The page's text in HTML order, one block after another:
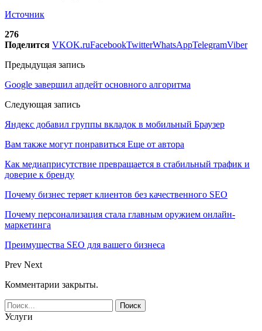
Источник
276
Поделится VKOK.ruFacebookTwitterWhatsAppTelegramViber
Предыдущая запись
Google завершил апдейт основного алгоритма
Следующая запись
Яндекс добавил группы вкладок в мобильный Браузер
Вам также могут понравиться Еще от автора
Как медиаприсутствие превращается в стабильный трафик и
доверие к бренду
Почему бизнес теряет клиентов без качественного SEO
Почему персонализация стала главным оружием онлайн-
маркетинга
Преимущества SEO для вашего бизнеса
Prev Next
Комментарии закрыты.
Услуги